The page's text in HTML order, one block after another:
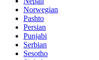
Norwegian
Pashto
Persian
Punjabi
Serbian
Sesotho